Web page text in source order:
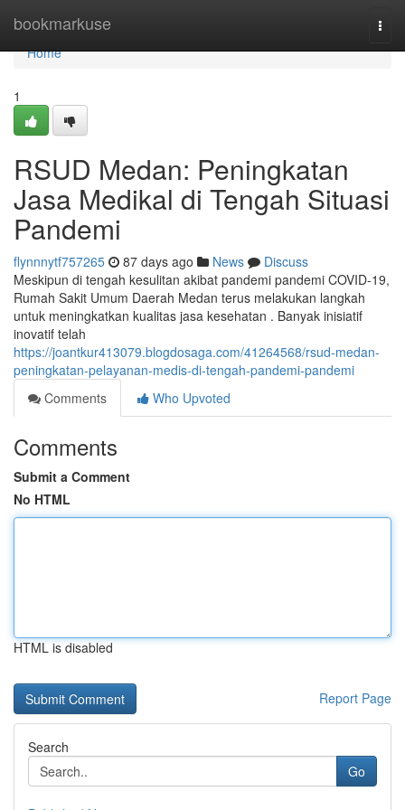
bookmarkuse
Home
Home
1
RSUD Medan: Peningkatan
Jasa Medikal di Tengah Situasi
Pandemi
flynnnytf757265 87 days ago News
Discuss
Meskipun di tengah kesulitan akibat pandemi pandemi COVID-19,
Rumah Sakit Umum Daerah Medan terus melakukan langkah
untuk meningkatkan kualitas jasa kesehatan . Banyak inisiatif
inovatif telah
https://joantkur413079.blogdosaga.com/41264568/rsud-medan-
peningkatan-pelayanan-medis-di-tengah-pandemi-pandemi
Comments
Who Upvoted
Comments
Submit a Comment
No HTML
HTML is disabled
Report Page
Search
Go